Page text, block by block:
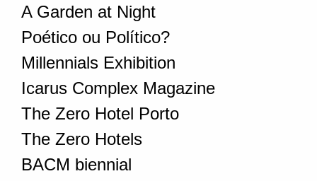
A Garden at Night
Poético ou Político?
Millennials Exhibition
Icarus Complex Magazine
The Zero Hotel Porto
The Zero Hotels
BACM biennial